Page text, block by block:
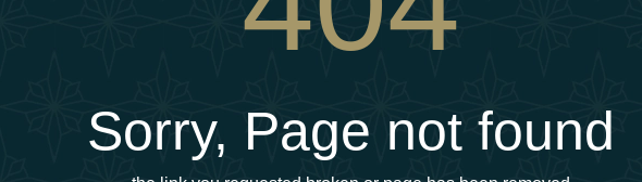
Sorry, Page not found